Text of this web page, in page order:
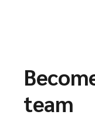
team